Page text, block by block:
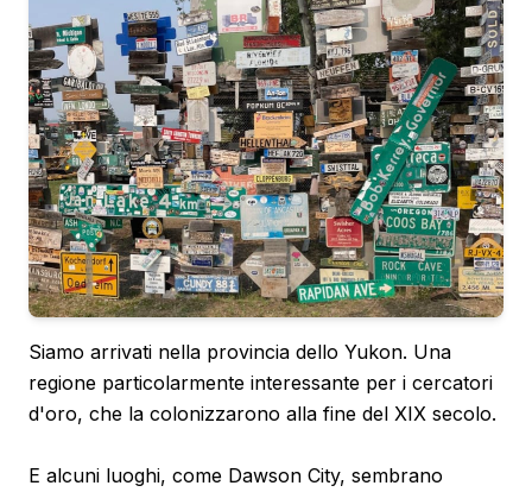
Siamo arrivati nella provincia dello Yukon. Una
regione particolarmente interessante per i cercatori
d'oro, che la colonizzarono alla fine del XIX secolo.
E alcuni luoghi, come Dawson City, sembrano